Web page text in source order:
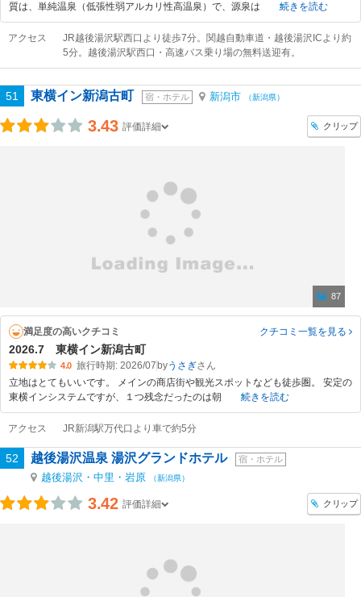
質は、単純温泉（低張性弱アルカリ性高温泉）で、源泉は
続きを読む
アクセス
JR越後湯沢駅西口より徒歩7分。関越自動車道・越後湯沢ICより約
5分。越後湯沢駅西口・高速バス乗り場の無料送迎有。
51 東横イン新潟古町 宿・ホテル 新潟市 （新潟県）
3.43 評価詳細 クリップ
87
満足度の高いクチコミ クチコミ一覧を見る
2026.7 東横イン新潟古町
4.0 旅行時期: 2026/07 byうさぎ
立地はとてもいいです。 メインの商店街や観光スポットなども徒歩圏。 安定の
東横インシステムですが、１つ残念だったのは朝
続きを読む
アクセス JR新潟駅万代口より車で約5分
52 越後湯沢温泉 湯沢グランドホテル 宿・ホテル
越後湯沢・中里・岩原 （新潟県）
3.42 評価詳細 クリップ